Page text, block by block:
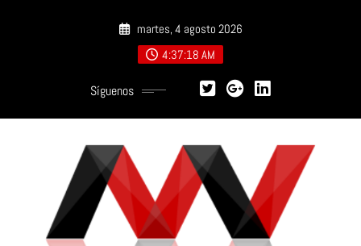
martes, 4 agosto 2026
4:37:19 AM
Síguenos